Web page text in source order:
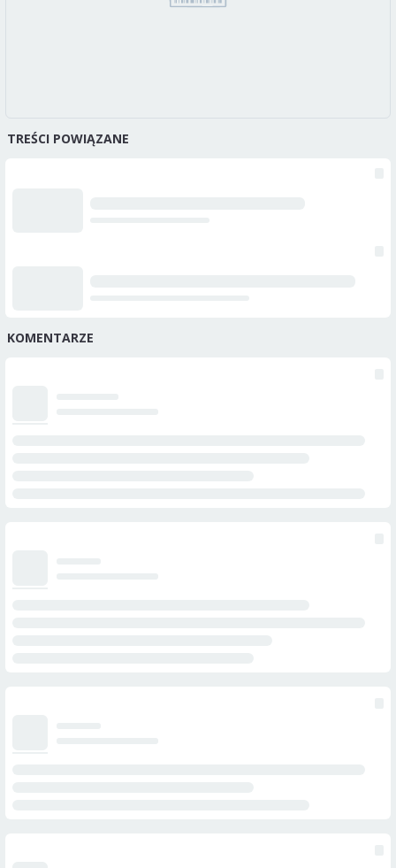
TREŚCI POWIĄZANE
KOMENTARZE